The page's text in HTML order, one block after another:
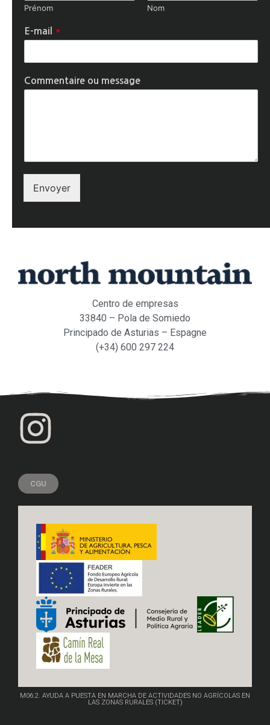
Prénom Nom
E-mail *
Commentaire ou message
Envoyer
Centro de empresas
33840 – Pola de Somiedo
Principado de Asturias – Espagne
(+34) 600 297 224
CGU
M06.2. AYUDA A PUESTA EN MARCHA DE ACTIVIDADES NO AGRÍCOLAS EN
LAS ZONAS RURALES (TICKET)